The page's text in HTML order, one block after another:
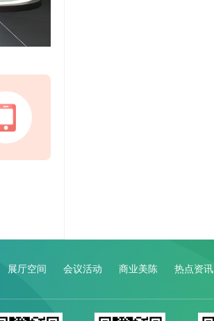
展厅空间 会议活动 商业美陈 热点资讯